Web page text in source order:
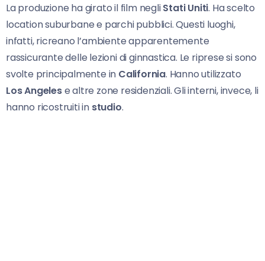
La produzione ha girato il film negliStati Uniti. Ha scelto
location suburbane e parchi pubblici. Questi luoghi,
infatti, ricreano l’ambiente apparentemente
rassicurante delle lezioni di ginnastica. Le riprese si sono
svolte principalmente in California. Hanno utilizzato
Los Angelese altre zone residenziali. Gli interni, invece, li
hanno ricostruiti in studio.